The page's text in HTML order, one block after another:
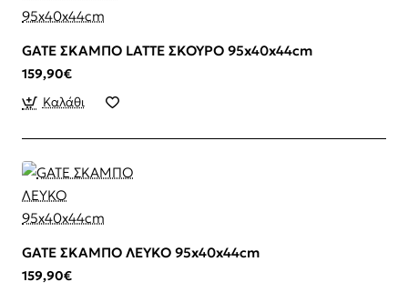
GATE ΣΚΑΜΠΟ LATTE ΣΚΟΥΡΟ 95x40x44cm
159,90€
Καλάθι
GATE ΣΚΑΜΠΟ ΛΕΥΚΟ 95x40x44cm
159,90€